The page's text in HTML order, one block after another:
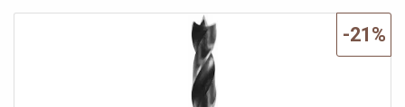
coulissante?
-21%